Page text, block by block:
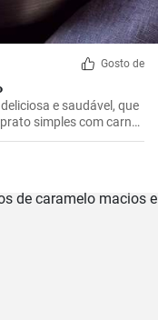
Gosto de
e saudável, que
simples com carne
para qualquer